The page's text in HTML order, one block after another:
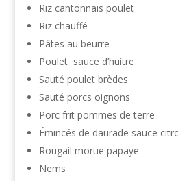
Riz cantonnais poulet
Riz chauffé
Pâtes au beurre
Poulet sauce d’huitre
Sauté poulet brèdes
Sauté porcs oignons
Porc frit pommes de terre
Émincés de daurade sauce
Rougail morue papaye
Nems